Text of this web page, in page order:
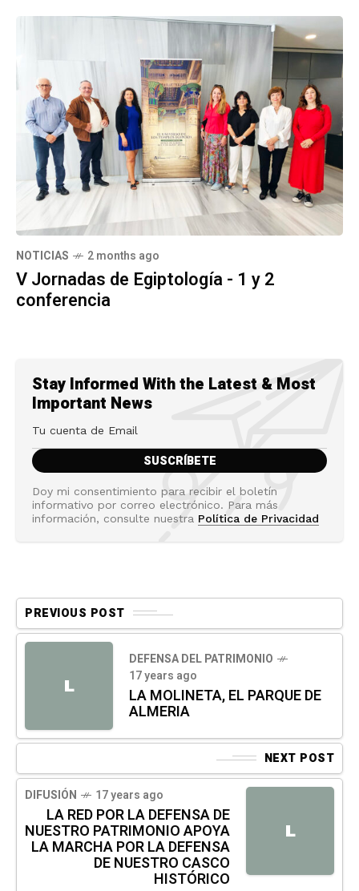
NOTICIAS 2 months ago
V Jornadas de Egiptología - 1 y 2
conferencia
Stay Informed With the Latest & Most
Important News
Doy mi consentimiento para recibir el boletín
informativo por correo electrónico. Para más
información, consulte nuestra Política de Privacidad
PREVIOUS POST
L
DEFENSA DEL PATRIMONIO
17 years ago
LA MOLINETA, EL PARQUE DE
ALMERIA
NEXT POST
L
DIFUSIÓN 17 years ago
LA RED POR LA DEFENSA DE
NUESTRO PATRIMONIO APOYA
LA MARCHA POR LA DEFENSA
DE NUESTRO CASCO
HISTÓRICO